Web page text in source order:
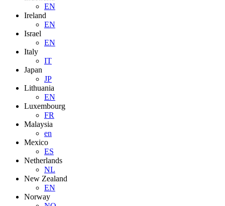
EN
Ireland
EN
Israel
EN
Italy
IT
Japan
JP
Lithuania
EN
Luxembourg
FR
Malaysia
en
Mexico
ES
Netherlands
NL
New Zealand
EN
Norway